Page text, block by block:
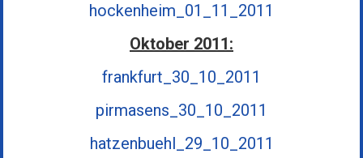
hockenheim_01_11_2011
Oktober 2011:
frankfurt_30_10_2011
pirmasens_30_10_2011
hatzenbuehl_29_10_2011